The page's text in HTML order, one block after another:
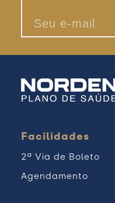
Facilidades
2ª Via de Boleto
Agendamento